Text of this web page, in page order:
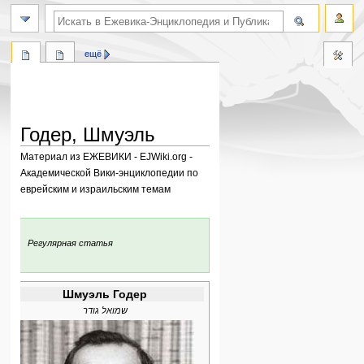
Годер, Шмуэль
Материал из ЕЖЕВИКИ - EJWiki.org -
Академической Вики-энциклопедии по
еврейским и израильским темам
Перейти
навигации
Перейти
поиску
Регулярная статья
Шмуэль Годер
שמואל גודר
ещё
поиск по словам